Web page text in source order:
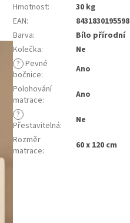
Hmotnost:
30 kg
EAN:
8431830195598
Barva:
Bílo přírodní
Kolečka:
Ne
? Pevné
bočnice:
Ano
Polohování
matrace:
Ano
?
Přestavitelná:
Ne
Rozměr
matrace: 60 x 120 cm